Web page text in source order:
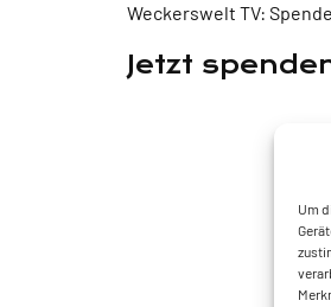
Um
Weckerswelt TV:
Jetzt